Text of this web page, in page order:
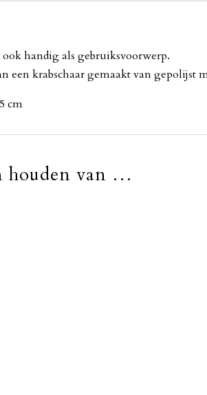
handig als gebruiksvoorwerp.
een krabschaar gemaakt van gepolijst
cm
houden van …